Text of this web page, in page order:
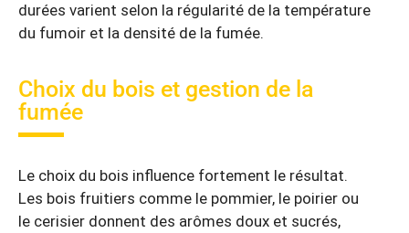
durées varient selon la régularité de la température
du fumoir et la densité de la fumée.
Choix du bois et gestion de la
fumée
Le choix du bois influence fortement le résultat.
Les bois fruitiers comme le pommier, le poirier ou
le cerisier donnent des arômes doux et sucrés,